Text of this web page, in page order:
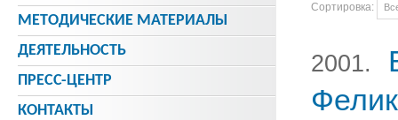
Сортировка:
2001.
МЕТОДИЧЕСКИE МАТЕРИАЛЫ
ДЕЯТЕЛЬНОСТЬ
ПРЕСС-ЦЕНТР
КОНТАКТЫ